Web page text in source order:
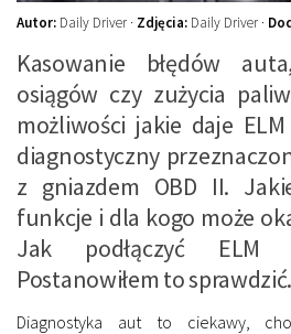
Autor: Daily Driver · Zdjęcia: Daily Driver ·
Kasowanie błędów
osiągów czy zużycia
możliwości jakie daje
diagnostyczny
z gniazdem OBD II.
funkcje i dla kogo może
Jak podłączyć
Postanowiłem to sprawdzić.
Diagnostyka aut to ciekawy,